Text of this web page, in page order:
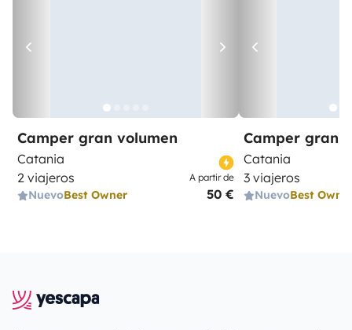
Camper gran volumen
Catania
2 viajeros
NuevoBest Owner
A partir de
50 €
Camper gran
Catania
3 viajeros
NuevoBest